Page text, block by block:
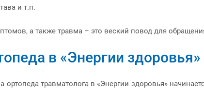
и т.п.
а также травма – это веский повод для
в «Энергии здоровья»
ортопеда травматолога в «Энергии здоровья»